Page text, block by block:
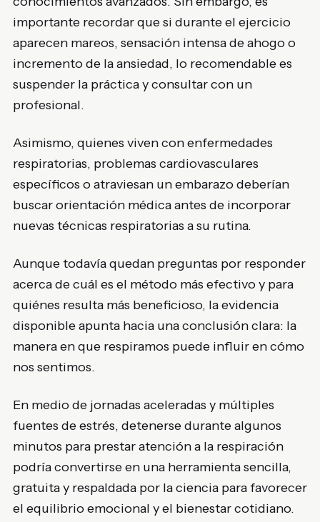
importante recordar que si durante el ejercicio
aparecen mareos, sensación intensa de ahogo o
incremento de la ansiedad, lo recomendable es
suspender la práctica y consultar con un
profesional.
Asimismo, quienes viven con enfermedades
respiratorias, problemas cardiovasculares
específicos o atraviesan un embarazo deberían
buscar orientación médica antes de incorporar
nuevas técnicas respiratorias a su rutina.
Aunque todavía quedan preguntas por responder
acerca de cuál es el método más efectivo y para
quiénes resulta más beneficioso, la evidencia
disponible apunta hacia una conclusión clara: la
manera en que respiramos puede influir en cómo
nos sentimos.
En medio de jornadas aceleradas y múltiples
fuentes de estrés, detenerse durante algunos
minutos para prestar atención a la respiración
podría convertirse en una herramienta sencilla,
gratuita y respaldada por la ciencia para favorecer
el equilibrio emocional y el bienestar cotidiano.